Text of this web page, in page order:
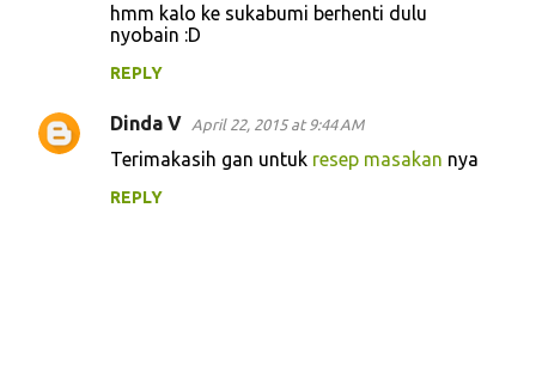
hmm kalo ke sukabumi berhenti dulu
nyobain :D
REPLY
Dinda V April 22, 2015 at 9:44 AM
Terimakasih gan untuk resep masakan nya
REPLY